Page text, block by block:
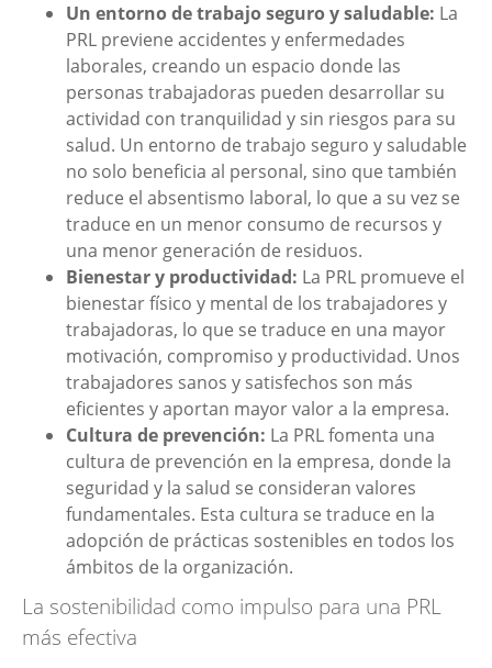
Un entorno de trabajo seguro y saludable: La
PRL previene accidentes y enfermedades
laborales, creando un espacio donde las
personas trabajadoras pueden desarrollar su
actividad con tranquilidad y sin riesgos para su
salud. Un entorno de trabajo seguro y saludable
no solo beneficia al personal, sino que también
reduce el absentismo laboral, lo que a su vez se
traduce en un menor consumo de recursos y
una menor generación de residuos.
Bienestar y productividad: La PRL promueve el
bienestar físico y mental de los trabajadores y
trabajadoras, lo que se traduce en una mayor
motivación, compromiso y productividad. Unos
trabajadores sanos y satisfechos son más
eficientes y aportan mayor valor a la empresa.
Cultura de prevención: La PRL fomenta una
cultura de prevención en la empresa, donde la
seguridad y la salud se consideran valores
fundamentales. Esta cultura se traduce en la
adopción de prácticas sostenibles en todos los
ámbitos de la organización.
La sostenibilidad como impulso para una PRL
más efectiva